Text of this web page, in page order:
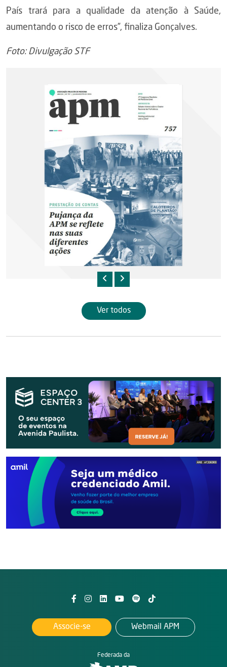
País trará para a qualidade da atenção à Saúde,
aumentando o risco de erros”, finaliza Gonçalves.
Foto: Divulgação STF
Ver todos
Federada da
Associe-se Webmail APM